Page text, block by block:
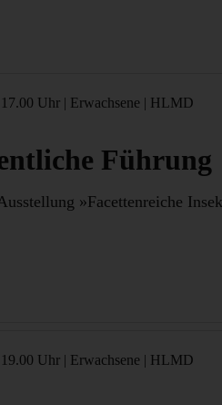
Uhr | Erwachsene | HLMD
Führung
»Facettenreiche
Uhr | Erwachsene | HLMD